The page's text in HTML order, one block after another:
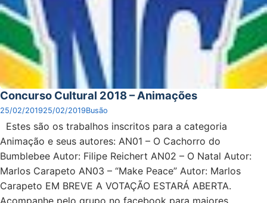
Concurso Cultural 2018 – Animações
25/02/201925/02/2019Busão
Estes são os trabalhos inscritos para a categoria
Animação e seus autores: AN01 – O Cachorro do
Bumblebee Autor: Filipe Reichert AN02 – O Natal Autor:
Marlos Carapeto AN03 – “Make Peace” Autor: Marlos
Carapeto EM BREVE A VOTAÇÃO ESTARÁ ABERTA.
Acompanhe pelo grupo no facebook para maiores